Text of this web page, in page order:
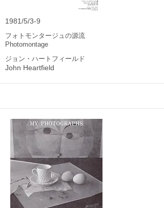
1981/5/3-9
フォトモンタージュの源流
Photomontage
ジョン・ハートフィールド
John Heartfield